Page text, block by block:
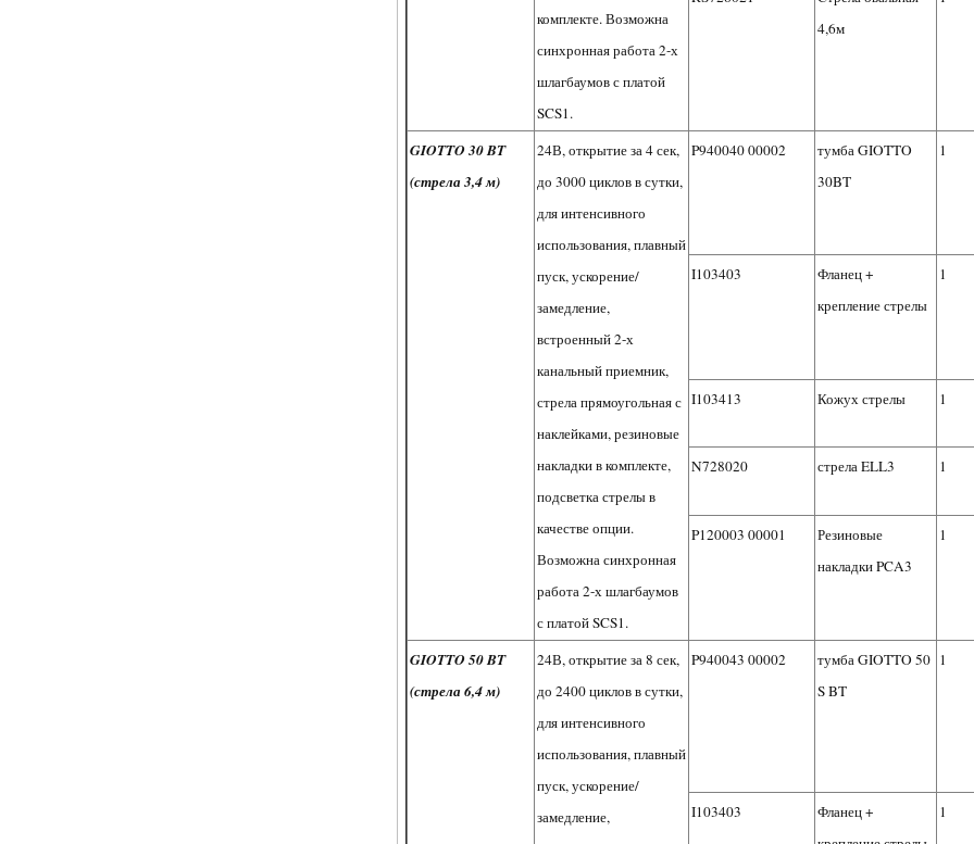
комплекте. Возможна
синхронная работа 2-х
шлагбаумов с платой
SCS1.
4,6м
GIOTTO 30 BT
(стрела 3,4 м)
24В, открытие за 4 сек,
до 3000 циклов в сутки,
для интенсивного
использования, плавный
пуск, ускорение/
замедление,
встроенный 2-х
канальный приемник,
стрела прямоугольная с
наклейками, резиновые
накладки в комплекте,
подсветка стрелы в
качестве опции.
Возможна синхронная
работа 2-х шлагбаумов
с платой SCS1.
P940040 00002
тумба GIOTTO
30BT
1
I103403
Фланец +
крепление стрелы
1
I103413 Кожух стрелы 1
N728020 стрела ELL3 1
P120003 00001
Резиновые
накладки PCA3
1
GIOTTO 50 BT
(стрела 6,4 м)
24В, открытие за 8 сек,
до 2400 циклов в сутки,
для интенсивного
использования, плавный
пуск, ускорение/
замедление,
P940043 00002
тумба GIOTTO 50
S BT
1
I103403
Фланец +
1